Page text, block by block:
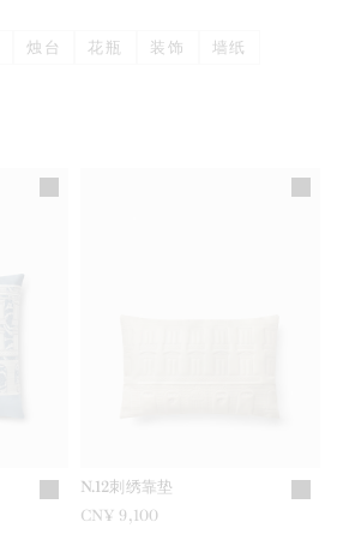
烛台 花瓶 装饰 墙纸
N.12刺绣靠垫
CN¥ 9,100